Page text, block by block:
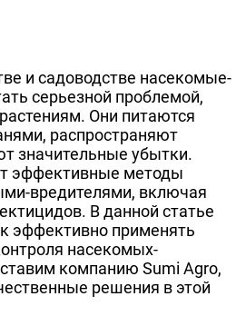
и садоводстве насекомые-
серьезной проблемой,
Они питаются
распространяют
значительные убытки.
эффективные методы
вредителями, включая
В данной статье
эффективно применять
насекомых-
компанию Sumi Agro,
решения в этой